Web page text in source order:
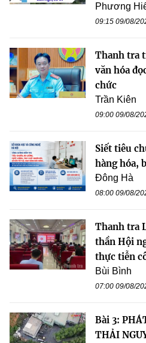
Phương
09:15 09/08/
Thanh tra
văn hóa
chức
Trần Kiên
09:00 09/08/
Siết tiêu
hàng hóa,
Đông Hà
08:00 09/08/
Thanh tra
thần Hội
thực tiễn
Bùi Bình
07:00 09/08/
Bài 3:
THẢI